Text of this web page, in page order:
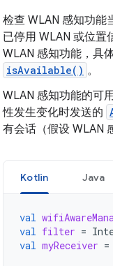
检查 WLAN 感知功能
已停用 WLAN 或位置
WLAN 感知功能，具
isAvailable() 。
WLAN 感知功能的可
性发生变化时发送的
有会话（假设 WLAN
Kotlin Java
val
val filter =
val myReceiver =